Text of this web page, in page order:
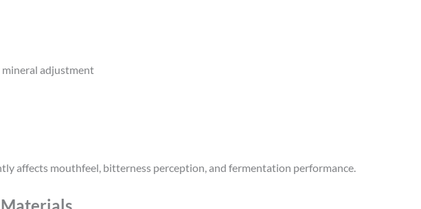
mineral adjustment
affects mouthfeel, bitterness perception, and fermentation performance.